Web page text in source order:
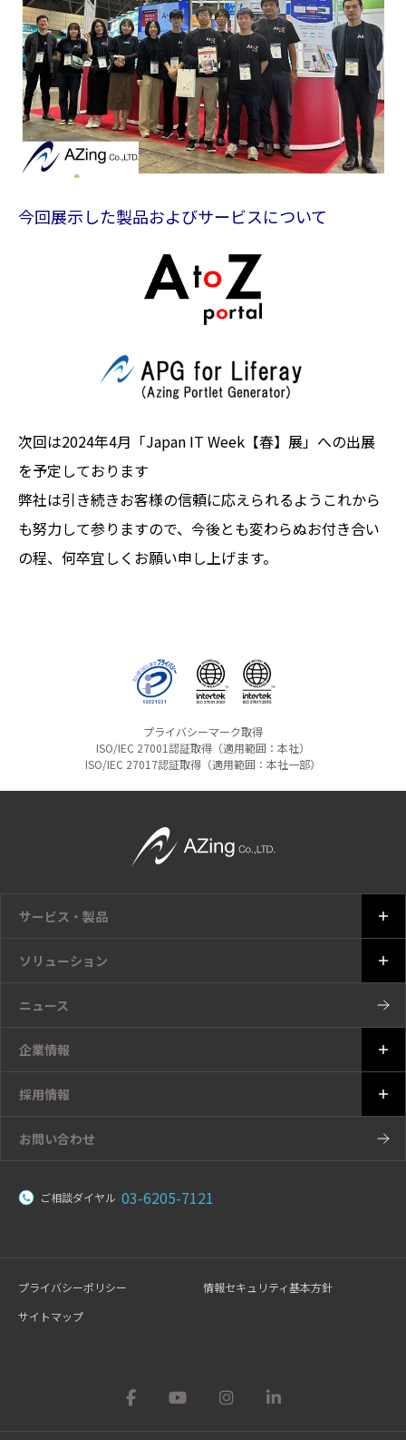
今回展示した製品およびサービスについて
次回は2024年4月「Japan IT Week【春】展」への出展
を予定しております
弊社は引き続きお客様の信頼に応えられるようこれから
も努力して参りますので、今後とも変わらぬお付き合い
の程、何卒宜しくお願い申し上げます。
プライバシーマーク取得
ISO/IEC 27001認証取得（適用範囲：本社）
ISO/IEC 27017認証取得（適用範囲：本社一部）
サービス・製品
ソリューション
ニュース
企業情報
採用情報
お問い合わせ
ご相談ダイヤル 03-6205-7121
プライバシーポリシー
情報セキュリティ基本方針
サイトマップ